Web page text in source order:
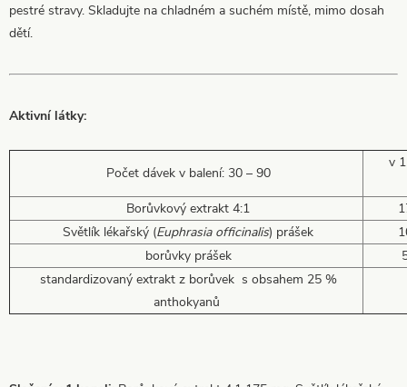
pestré stravy. Skladujte na chladném a suchém místě, mimo dosah
dětí.
Aktivní látky:
Počet dávek v balení: 30 – 90
v
Borůvkový extrakt 4:1
Světlík lékařský (Euphrasia officinalis) prášek
borůvky prášek
standardizovaný extrakt z borůvek s obsahem 25 %
anthokyanů